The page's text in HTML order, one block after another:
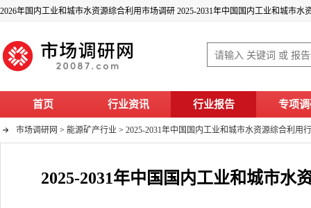
首页 行业资讯 行业报告 专项
市场调研网 > 能源矿产行业 > 2025-2031年中国国内工业和城市水资源综合利用
2025-2031年中国国内工业和城市水